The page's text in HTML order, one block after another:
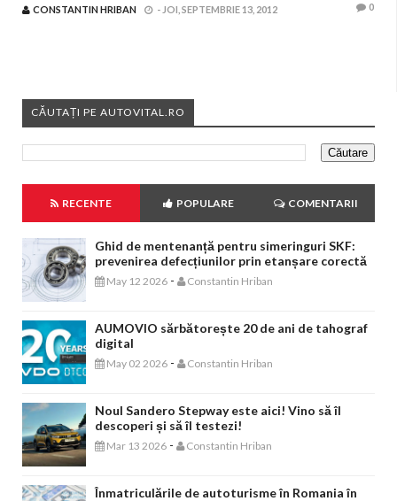
CONSTANTIN HRIBAN - JOI, SEPTEMBRIE 13, 2012 0
CĂUTAȚI PE AUTOVITAL.RO
RECENTE POPULARE COMENTARII
Ghid de mentenanță pentru simeringuri SKF:
prevenirea defecțiunilor prin etanșare corectă
May 12 2026 - Constantin Hriban
AUMOVIO sărbătorește 20 de ani de tahograf
digital
May 02 2026 - Constantin Hriban
Noul Sandero Stepway este aici! Vino să îl
descoperi și să îl testezi!
Mar 13 2026 - Constantin Hriban
Înmatriculările de autoturisme în Romania în